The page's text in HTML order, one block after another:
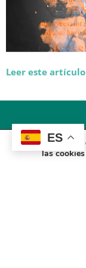
Leer este
ES
las